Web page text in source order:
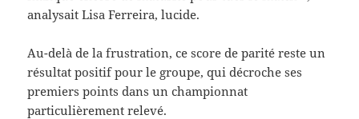
analysait Lisa Ferreira, lucide.
Au-delà de la frustration, ce score de parité reste un
résultat positif pour le groupe, qui décroche ses
premiers points dans un championnat
particulièrement relevé.